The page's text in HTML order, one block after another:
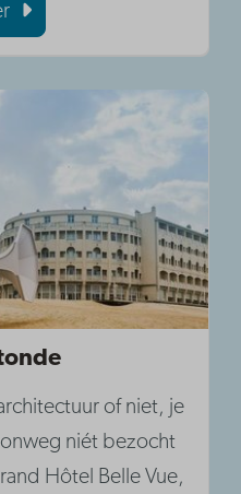
of niet, je
niét bezocht
Hôtel Belle Vue,